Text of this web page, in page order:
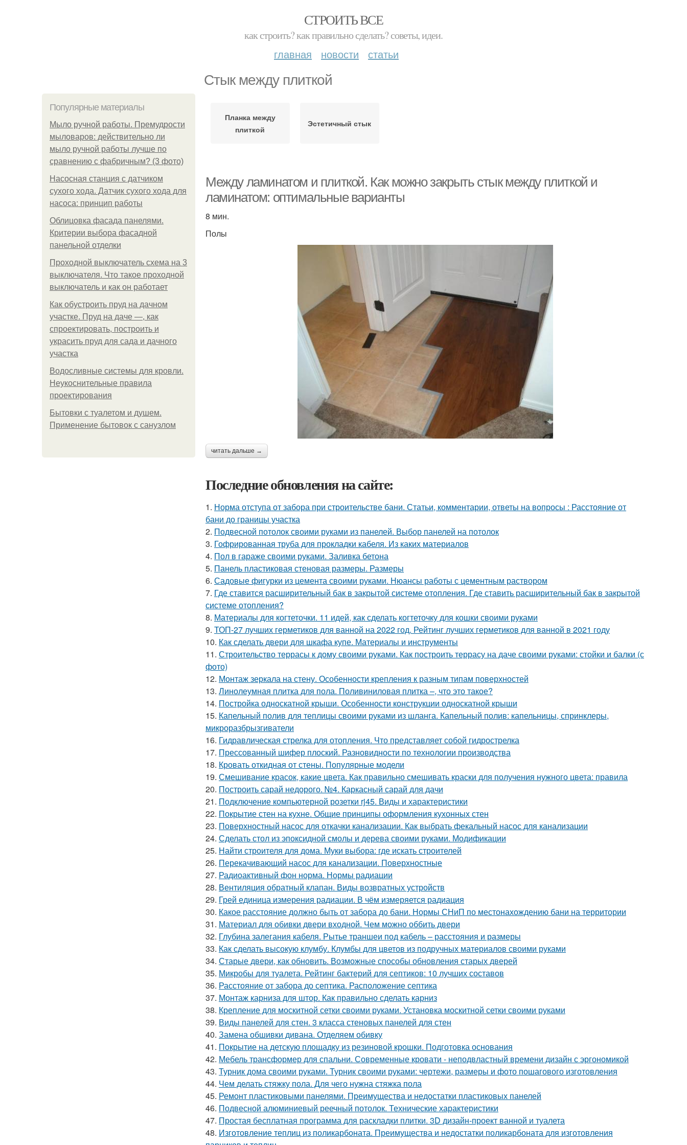
СТРОИТЬ ВСЕ
как строить? как правильно сделать? советы, идеи.
главная новости статьи
Стык между плиткой
Популярные материалы
Мыло ручной работы. Премудрости
мыловаров: действительно ли
мыло ручной работы лучше по
сравнению с фабричным? (3 фото)
Насосная станция с датчиком
сухого хода. Датчик сухого хода для
насоса: принцип работы
Облицовка фасада панелями.
Критерии выбора фасадной
панельной отделки
Проходной выключатель схема на 3
выключателя. Что такое проходной
выключатель и как он работает
Как обустроить пруд на дачном
участке. Пруд на даче —, как
спроектировать, построить и
украсить пруд для сада и дачного
участка
Водосливные системы для кровли.
Неукоснительные правила
проектирования
Бытовки с туалетом и душем.
Применение бытовок с санузлом
Планка между
плиткой
Эстетичный стык
Между ламинатом и плиткой. Как можно закрыть стык между плиткой и
ламинатом: оптимальные варианты
8 мин.
Полы
читать дальше →
Последние обновления на сайте:
1. Норма отступа от забора при строительстве бани. Статьи, комментарии, ответы на вопросы : Расстояние от
бани до границы участка
2. Подвесной потолок своими руками из панелей. Выбор панелей на потолок
3. Гофрированная труба для прокладки кабеля. Из каких материалов
4. Пол в гараже своими руками. Заливка бетона
5. Панель пластиковая стеновая размеры. Размеры
6. Садовые фигурки из цемента своими руками. Нюансы работы с цементным раствором
7. Где ставится расширительный бак в закрытой системе отопления. Где ставить расширительный бак в закрытой
системе отопления?
8. Материалы для когтеточки. 11 идей, как сделать когтеточку для кошки своими руками
9. ТОП-27 лучших герметиков для ванной на 2022 год. Рейтинг лучших герметиков для ванной в 2021 году
10. Как сделать двери для шкафа купе. Материалы и инструменты
11. Строительство террасы к дому своими руками. Как построить террасу на даче своими руками: стойки и балки (с
фото)
12. Монтаж зеркала на стену. Особенности крепления к разным типам поверхностей
13. Линолеумная плитка для пола. Поливиниловая плитка –, что это такое?
14. Постройка односкатной крыши. Особенности конструкции односкатной крыши
15. Капельный полив для теплицы своими руками из шланга. Капельный полив: капельницы, спринклеры,
микроразбрызгиватели
16. Гидравлическая стрелка для отопления. Что представляет собой гидрострелка
17. Прессованный шифер плоский. Разновидности по технологии производства
18. Кровать откидная от стены. Популярные модели
19. Смешивание красок, какие цвета. Как правильно смешивать краски для получения нужного цвета: правила
20. Построить сарай недорого. №4. Каркасный сарай для дачи
21. Подключение компьютерной розетки rj45. Виды и характеристики
22. Покрытие стен на кухне. Общие принципы оформления кухонных стен
23. Поверхностный насос для откачки канализации. Как выбрать фекальный насос для канализации
24. Сделать стол из эпоксидной смолы и дерева своими руками. Модификации
25. Найти строителя для дома. Муки выбора: где искать строителей
26. Перекачивающий насос для канализации. Поверхностные
27. Радиоактивный фон норма. Нормы радиации
28. Вентиляция обратный клапан. Виды возвратных устройств
29. Грей единица измерения радиации. В чём измеряется радиация
30. Какое расстояние должно быть от забора до бани. Нормы СНиП по местонахождению бани на территории
31. Материал для обивки двери входной. Чем можно оббить двери
32. Глубина залегания кабеля. Рытье траншеи под кабель – расстояния и размеры
33. Как сделать высокую клумбу. Клумбы для цветов из подручных материалов своими руками
34. Старые двери, как обновить. Возможные способы обновления старых дверей
35. Микробы для туалета. Рейтинг бактерий для септиков: 10 лучших составов
36. Расстояние от забора до септика. Расположение септика
37. Монтаж карниза для штор. Как правильно сделать карниз
38. Крепление для москитной сетки своими руками. Установка москитной сетки своими руками
39. Виды панелей для стен. 3 класса стеновых панелей для стен
40. Замена обшивки дивана. Отделяем обивку
41. Покрытие на детскую площадку из резиновой крошки. Подготовка основания
42. Мебель трансформер для спальни. Современные кровати - неподвластный времени дизайн с эргономикой
43. Турник дома своими руками. Турник своими руками: чертежи, размеры и фото пошагового изготовления
44. Чем делать стяжку пола. Для чего нужна стяжка пола
45. Ремонт пластиковыми панелями. Преимущества и недостатки пластиковых панелей
46. Подвесной алюминиевый реечный потолок. Технические характеристики
47. Простая бесплатная программа для раскладки плитки. 3D дизайн-проект ванной и туалета
48. Изготовление теплиц из поликарбоната. Преимущества и недостатки поликарбоната для изготовления